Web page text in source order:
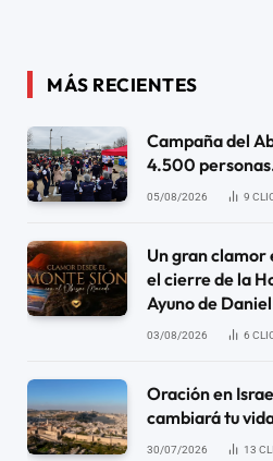
MÁS RECIENTES
Campaña del
4.500
05/08/2026 9
Un gran clamor
el cierre de la
Ayuno de Daniel
03/08/2026 6
Oración en
cambiará tu
30/07/2026 13